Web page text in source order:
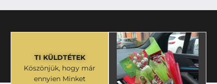
TI KÜLDTÉTEK
Köszönjük, hogy már
ennyien Minket